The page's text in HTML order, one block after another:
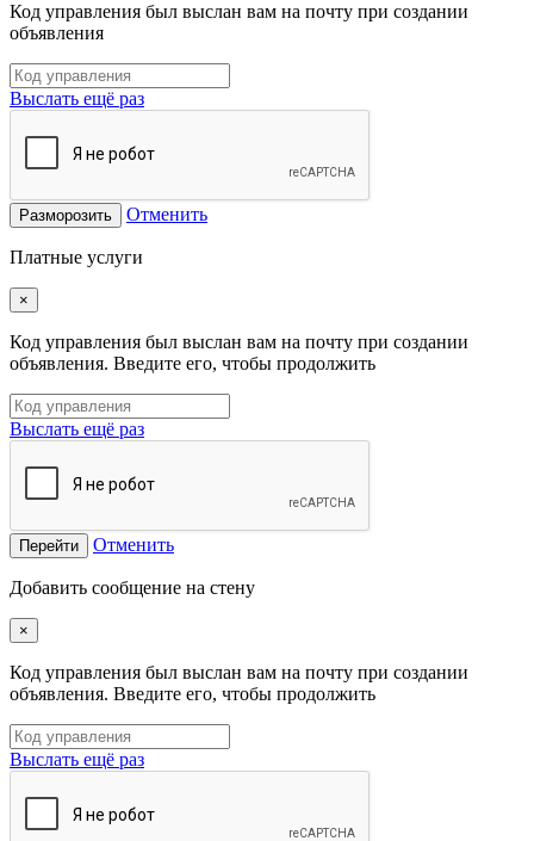
Код управления был выслан вам на почту при создании
объявления
Выслать ещё раз
Разморозить Отменить
Платные услуги
×
Код управления был выслан вам на почту при создании
объявления. Введите его, чтобы продолжить
Выслать ещё раз
Перейти Отменить
Добавить сообщение на стену
×
Код управления был выслан вам на почту при создании
объявления. Введите его, чтобы продолжить
Выслать ещё раз